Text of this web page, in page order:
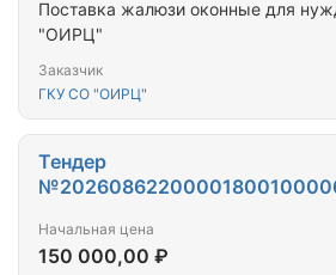
Поставка жалюзи оконные для
"ОИРЦ"
Заказчик
ГКУ СО "ОИРЦ"
Тендер
Начальная цена
150 000,00 ₽